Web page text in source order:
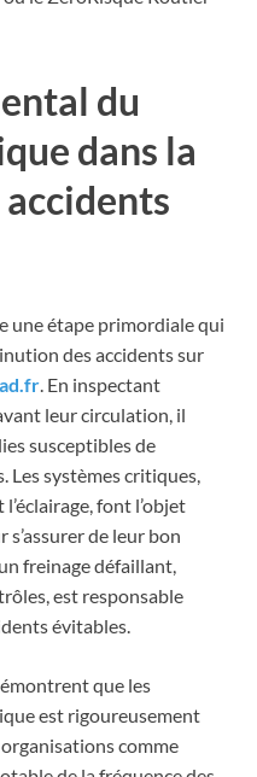
du
dans la
une étape primordiale qui
des accidents sur
. En inspectant
leur circulation, il
susceptibles de
Les systèmes critiques,
font l’objet
de leur bon
freinage défaillant,
est responsable
évitables.
que les
est rigoureusement
comme